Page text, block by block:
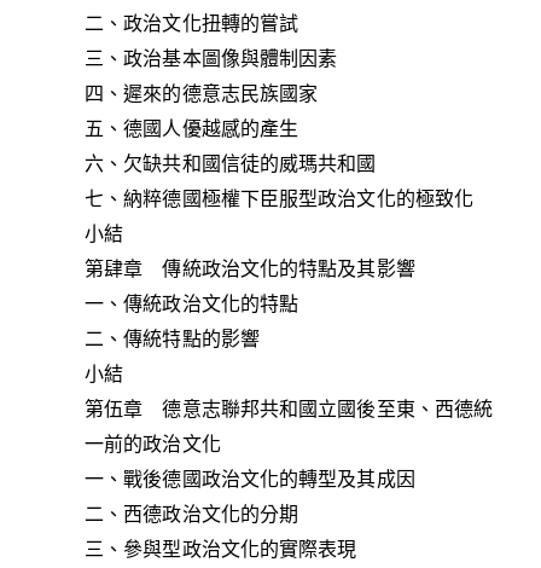
二、政治文化扭轉的嘗試
三、政治基本圖像與體制因素
四、遲來的德意志民族國家
五、德國人優越感的產生
六、欠缺共和國信徒的威瑪共和國
七、納粹德國極權下臣服型政治文化的極致化
小結
第肆章 傳統政治文化的特點及其影響
一、傳統政治文化的特點
二、傳統特點的影響
小結
第伍章 德意志聯邦共和國立國後至東、西德統
一前的政治文化
一、戰後德國政治文化的轉型及其成因
二、西德政治文化的分期
三、參與型政治文化的實際表現